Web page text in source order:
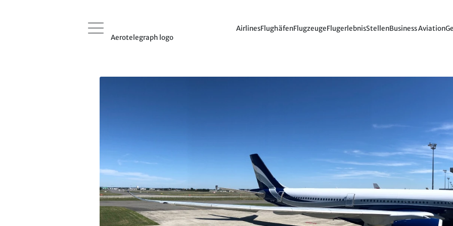
Aerotelegraph logo
AirlinesFlughäfenFlugzeugeFlugerlebnisStellenBusiness Aviation